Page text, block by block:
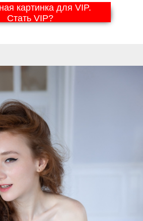
картинка для VIP.
Стать VIP?